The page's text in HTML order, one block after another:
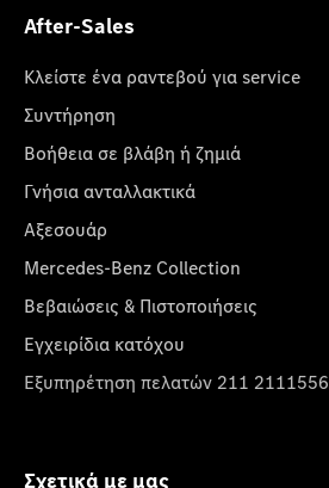
After-Sales
Κλείστε ένα ραντεβού για service
Συντήρηση
Βοήθεια σε βλάβη ή ζημιά
Γνήσια ανταλλακτικά
Αξεσουάρ
Mercedes-Benz Collection
Βεβαιώσεις & Πιστοποιήσεις
Εγχειρίδια κατόχου
Εξυπηρέτηση πελατών 211 2111556
Σχετικά με μας